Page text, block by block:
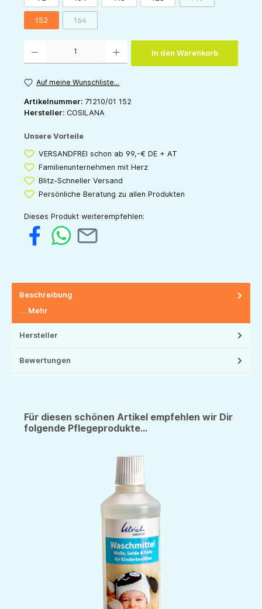
(Diese Option ist
152 164(Diese Option ist zurzeit nicht verfügbar.)
In den Warenkorb
Auf meine Wunschliste...
Artikelnummer: 71210/01 152
Hersteller: COSILANA
Unsere Vorteile
VERSANDFREI schon ab 99,-€ DE + AT
Familienunternehmen mit Herz
Blitz-Schneller Versand
Persönliche Beratung zu allen Produkten
Dieses Produkt weiterempfehlen:
Beschreibung
… Mehr
Hersteller
Bewertungen
Für diesen schönen Artikel empfehlen wir Dir
folgende Pflegeprodukte...